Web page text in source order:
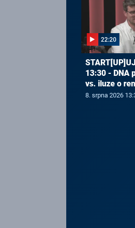
22:20
13:30 - DNA
vs. iluze o
8. srpna 2026